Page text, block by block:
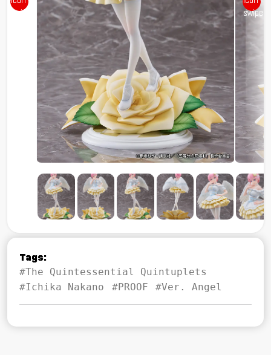
Tags:
#The Quintessential Quintuplets
#Ichika Nakano
#PROOF #Ver. Angel